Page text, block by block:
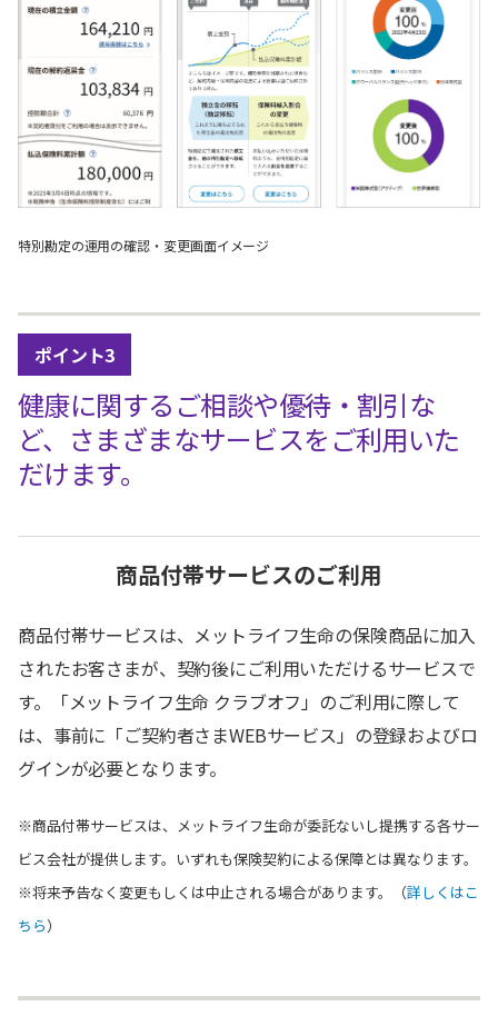
特別勘定の運用の確認・変更画面イメージ
ポイント3
健康に関するご相談や優待・割引な
ど、さまざまなサービスをご利用いた
だけます。
商品付帯サービスのご利用
商品付帯サービスは、メットライフ生命の保険商品に加入
されたお客さまが、契約後にご利用いただけるサービスで
す。「メットライフ生命 クラブオフ」のご利用に際して
は、事前に「ご契約者さまWEBサービス」の登録およびロ
グインが必要となります。
※商品付帯サービスは、メットライフ生命が委託ないし提携する各サー
ビス会社が提供します。いずれも保険契約による保障とは異なります。
※将来予告なく変更もしくは中止される場合があります。（詳しくはこ
ちら）